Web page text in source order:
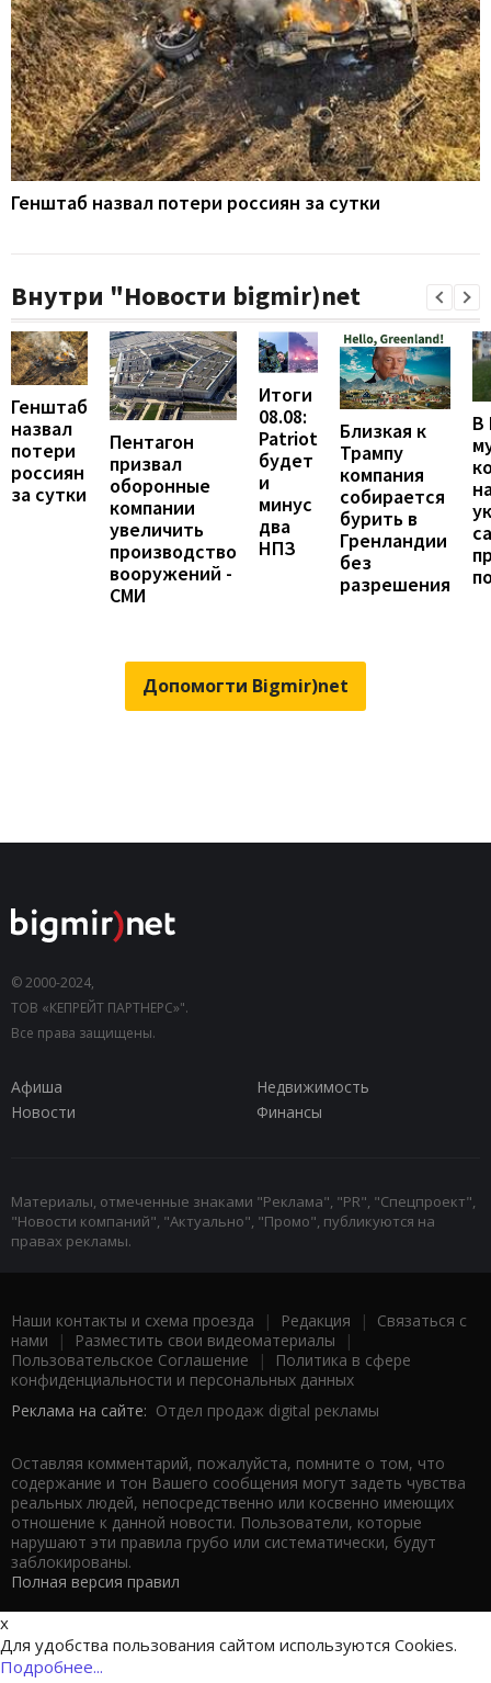
Генштаб назвал потери россиян за сутки
Внутри "Новости bigmir)net
Генштаб
назвал
потери
россиян
за сутки
Пентагон
призвал
оборонные
компании
увеличить
производство
вооружений -
СМИ
Итоги
08.08:
Patriot
будет
и
минус
два
НПЗ
Близкая к
Трампу
компания
собирается
бурить в
Гренландии
без
разрешения
В
Допомогти Bigmir)net
© 2000-2024,
ТОВ «КЕПРЕЙТ ПАРТНЕРС»".
Все права защищены.
Афиша
Недвижимость
Новости
Финансы
Материалы, отмеченные знаками "Реклама", "PR", "Спецпроект",
"Новости компаний", "Актуально", "Промо", публикуются на
правах рекламы.
Наши контакты и схема проезда | Редакция | Связаться с
нами | Разместить свои видеоматериалы |
Пользовательское Соглашение |
Политика в сфере
конфиденциальности и персональных данных
Реклама на сайте: Отдел продаж digital рекламы
Оставляя комментарий, пожалуйста, помните о том, что
содержание и тон Вашего сообщения могут задеть чувства
реальных людей, непосредственно или косвенно имеющих
отношение к данной новости. Пользователи, которые
нарушают эти правила грубо или систематически, будут
заблокированы.
Полная версия правил
x
Для удобства пользования сайтом используются Cookies.
Подробнее...